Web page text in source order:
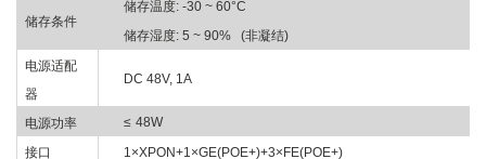
储存条件
储存温度: -30 ~ 60°C
储存湿度:5 ~ 90% (非凝结)
电源适配
器
DC 48V, 1A
电源功率 ≤ 48W
接口
1×XPON+1×GE(POE+)+3×FE(POE+)